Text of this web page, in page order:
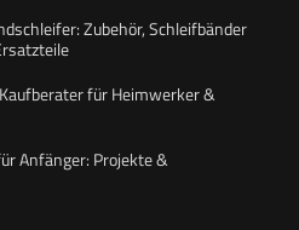
Zubehör, Schleifbänder
für Heimwerker &
Anfänger: Projekte &